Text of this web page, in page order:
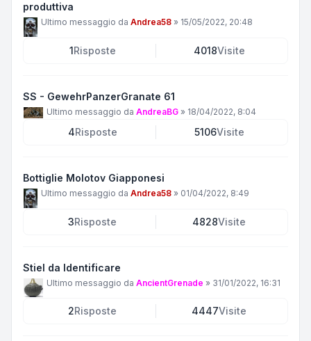
produttiva
Ultimo messaggio da Andrea58 » 15/05/2022, 20:48
1Risposte 4018Visite
SS - GewehrPanzerGranate 61
Ultimo messaggio da AndreaBG » 18/04/2022, 8:04
4Risposte 5106Visite
Bottiglie Molotov Giapponesi
Ultimo messaggio da Andrea58 » 01/04/2022, 8:49
3Risposte 4828Visite
Stiel da Identificare
Ultimo messaggio da AncientGrenade » 31/01/2022, 16:31
2Risposte 4447Visite